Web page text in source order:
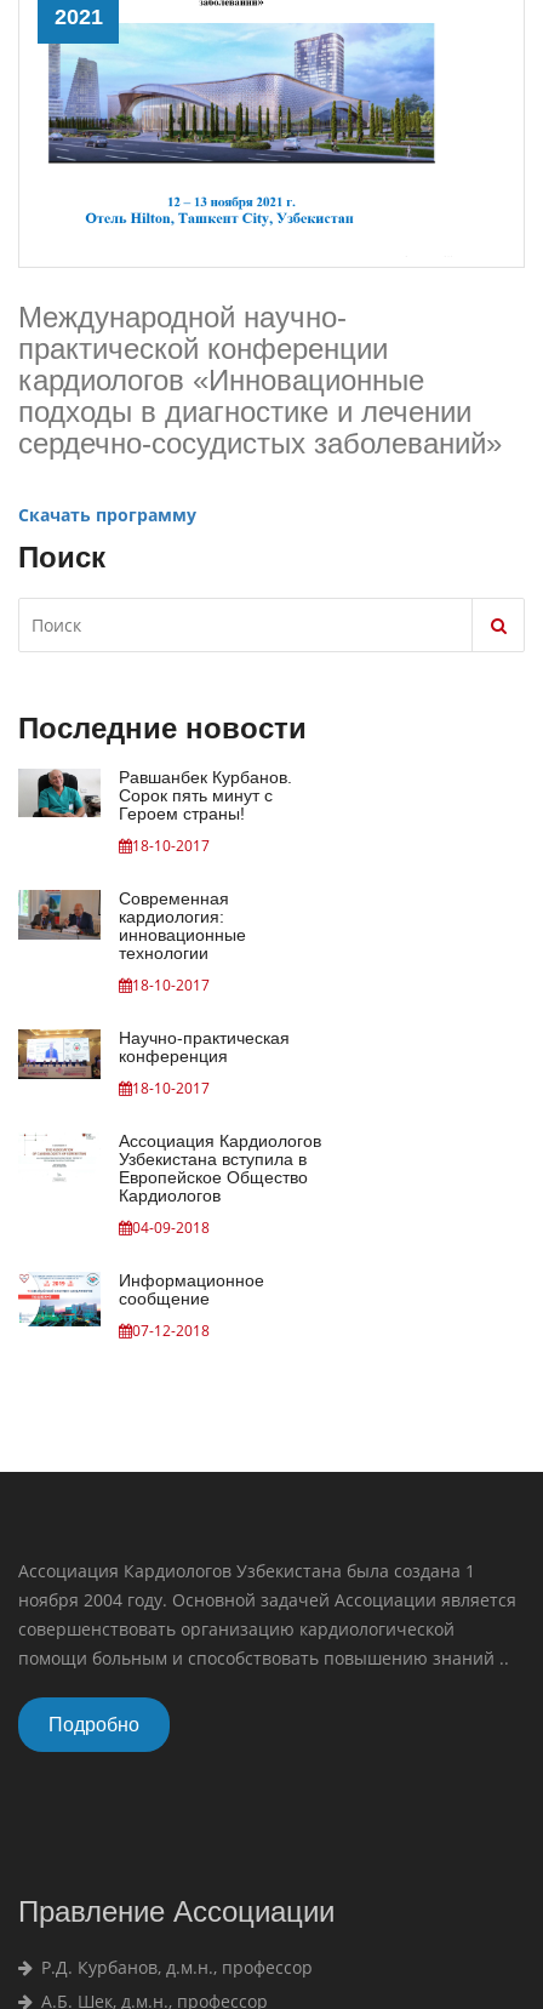
2021
Международной научно-
практической конференции
кардиологов «Инновационные
подходы в диагностике и лечении
сердечно-сосудистых заболеваний»
Скачать программу
Поиск
Последние новости
Равшанбек Курбанов.
Сорок пять минут с
Героем страны!
18-10-2017
Современная
кардиология:
инновационные
технологии
18-10-2017
Научно-практическая
конференция
18-10-2017
Ассоциация Кардиологов
Узбекистана вступила в
Европейское Общество
Кардиологов
04-09-2018
Информационное
сообщение
07-12-2018
Ассоциация Кардиологов Узбекистана была создана 1
ноября 2004 году. Основной задачей Ассоциации является
совершенствовать организацию кардиологической
помощи больным и способствовать повышению знаний ..
Подробно
Правление Ассоциации
Р.Д. Курбанов, д.м.н., профессор
А.Б. Шек, д.м.н., профессор